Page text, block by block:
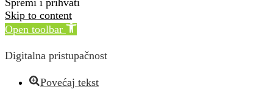
Skip to content
Open toolbar
Digitalna pristupačnost
Povećaj tekst